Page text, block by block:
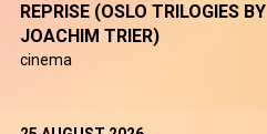
REPRISE (OSLO TRILOGIES BY
JOACHIM TRIER)
cinema